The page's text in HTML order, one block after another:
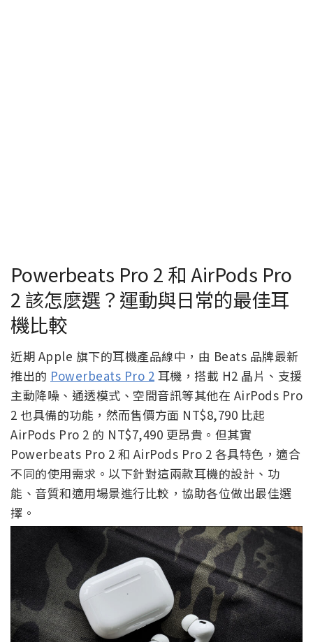
Powerbeats Pro 2 和 AirPods Pro
2 該怎麼選？運動與日常的最佳耳
機比較
近期 Apple 旗下的耳機產品線中，由 Beats 品牌最新
推出的 Powerbeats Pro 2 耳機，搭載 H2 晶片、支援
主動降噪、通透模式、空間音訊等其他在 AirPods Pro
2 也具備的功能，然而售價方面 NT$8,790 比起
AirPods Pro 2 的 NT$7,490 更昂貴。但其實
Powerbeats Pro 2 和 AirPods Pro 2 各具特色，適合
不同的使用需求。以下針對這兩款耳機的設計、功
能、音質和適用場景進行比較，協助各位做出最佳選
擇。